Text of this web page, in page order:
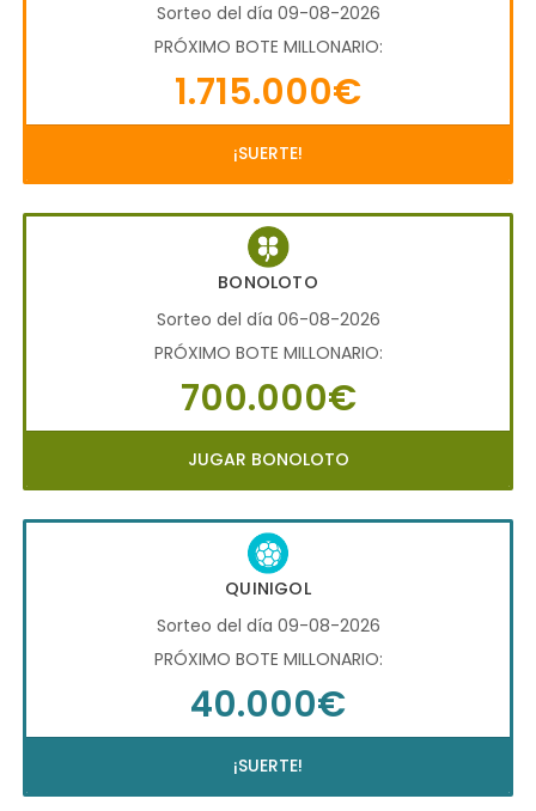
Sorteo del día 09-08-2026
PRÓXIMO BOTE MILLONARIO:
1.715.000€
¡SUERTE!
BONOLOTO
Sorteo del día 06-08-2026
PRÓXIMO BOTE MILLONARIO:
700.000€
JUGAR BONOLOTO
QUINIGOL
Sorteo del día 09-08-2026
PRÓXIMO BOTE MILLONARIO:
40.000€
¡SUERTE!